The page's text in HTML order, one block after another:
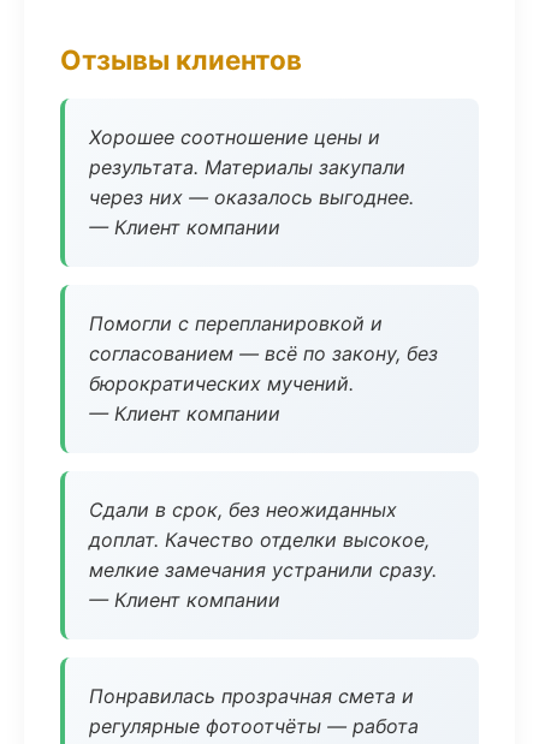
Отзывы клиентов
Хорошее соотношение цены и
результата. Материалы закупали
через них — оказалось выгоднее.
— Клиент компании
Помогли с перепланировкой и
согласованием — всё по закону, без
бюрократических мучений.
— Клиент компании
Сдали в срок, без неожиданных
доплат. Качество отделки высокое,
мелкие замечания устранили сразу.
— Клиент компании
Понравилась прозрачная смета и
регулярные фотоотчёты — работа